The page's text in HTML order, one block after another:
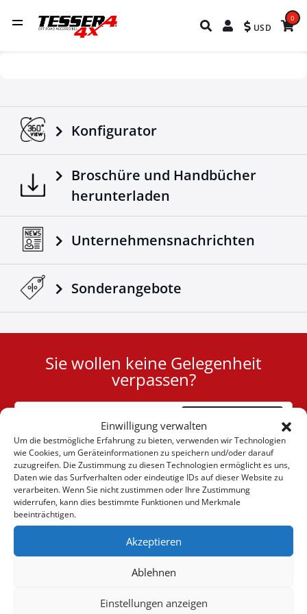
Einwilligung verwalten
Um die bestmögliche Erfahrung zu bieten, verwenden wir Technologien
wie Cookies, um Geräteinformationen zu speichern und/oder darauf
zuzugreifen. Die Zustimmung zu diesen Technologien ermöglicht es uns,
Daten wie das Surfverhalten oder eindeutige IDs auf dieser Website zu
verarbeiten. Wenn Sie nicht zustimmen oder Ihre Zustimmung
widerrufen, kann dies bestimmte Funktionen und Merkmale
beeinträchtigen.
Akzeptieren
Ablehnen
Einstellungen anzeigen
USD
0
Konfigurator
Broschüre und Handbücher
herunterladen
Unternehmensnachrichten
Sonderangebote
Cookie
Sie wollen keine Gelegenheit
verpassen?
Abonnieren
(+30) 6947901533
(+30) 2105542813